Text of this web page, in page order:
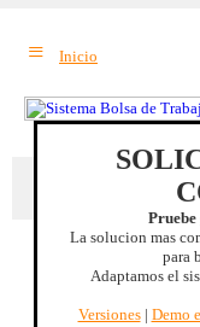
≡ Inicio
La solucion mas
para
Adaptamos el
Versiones| Demo
:
Honduras (
Ceiba,
Cortés, El